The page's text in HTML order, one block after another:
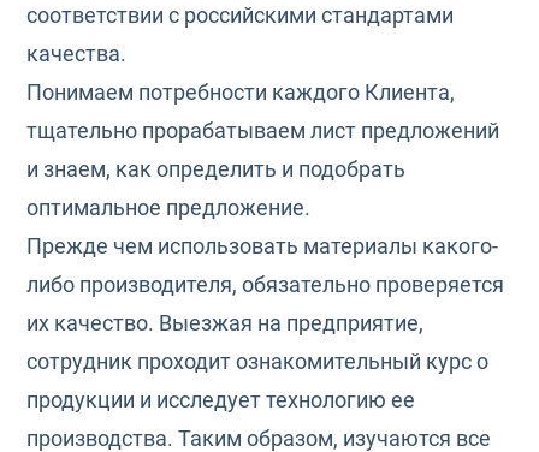
соответствии с российскими стандартами
качества.
Понимаем потребности каждого Клиента,
тщательно прорабатываем лист предложений
и знаем, как определить и подобрать
оптимальное предложение.
Прежде чем использовать материалы какого-
либо производителя, обязательно проверяется
их качество. Выезжая на предприятие,
сотрудник проходит ознакомительный курс о
продукции и исследует технологию ее
производства. Таким образом, изучаются все